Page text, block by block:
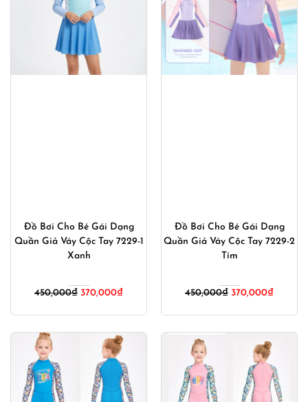
Đồ Bơi Cho Bé Gái Dạng
Quần Giả Váy Cộc Tay 7229-1
Xanh
450,000₫ Giá
450,000₫.
370,000₫Giá
là:
Đồ Bơi Cho Bé Gái Dạng
Quần Giả Váy Cộc Tay 7229-2
Tím
450,000₫ Giá
370,000₫Giá